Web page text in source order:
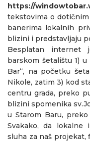
https://
tekstovima o
banerima lokalnih
blizini i predstavljaju
Besplatan
barskom šetalištu 1)
Bar“, na početku
Nikole, zatim 3) kod
centru grada, preko
blizini spomenika
u Starom Baru, preko
Svakako, da
sluha za naš